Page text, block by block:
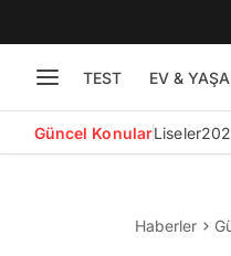
TEST EV &
Güncel KonularLiseler
Haberler